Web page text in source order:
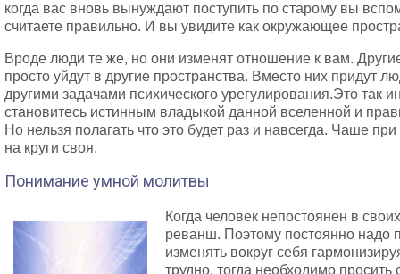
когда вас вновь вынуждают поступить по старому вы
считаете правильно. И вы увидите как окружающее
Вроде люди те же, но они изменят отношение к вам.
просто уйдут в другие пространства. Вместо них придут
другими задачами психического урегулирования.Это так
становитесь истинным владыкой данной вселенной и
Но нельзя полагать что это будет раз и навсегда. Чаше
на круги своя.
Понимание умной молитвы
Когда человек непостоянен в
реванш. Поэтому постоянно надо
изменять вокруг себя
трудно, тогда необходимо